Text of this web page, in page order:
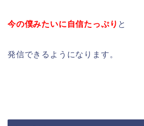
今の僕みたいに自信たっぷり と
発信できるようになります。